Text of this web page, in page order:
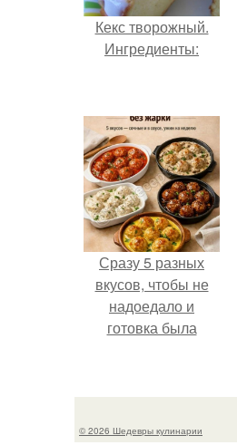
Кекс творожный.
Ингредиенты:
Сразу 5 разных
вкусов, чтобы не
надоедало и
готовка была
© 2026 Шедевры кулинарии